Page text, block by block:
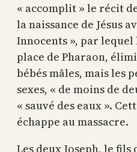
« accomplit » le récit
la naissance de Jésus
Innocents », par
place de Pharaon,
bébés mâles, mais les
sexes, « de moins de
« sauvé des eaux ».
échappe au massacre.
Les deux Joseph, le fils